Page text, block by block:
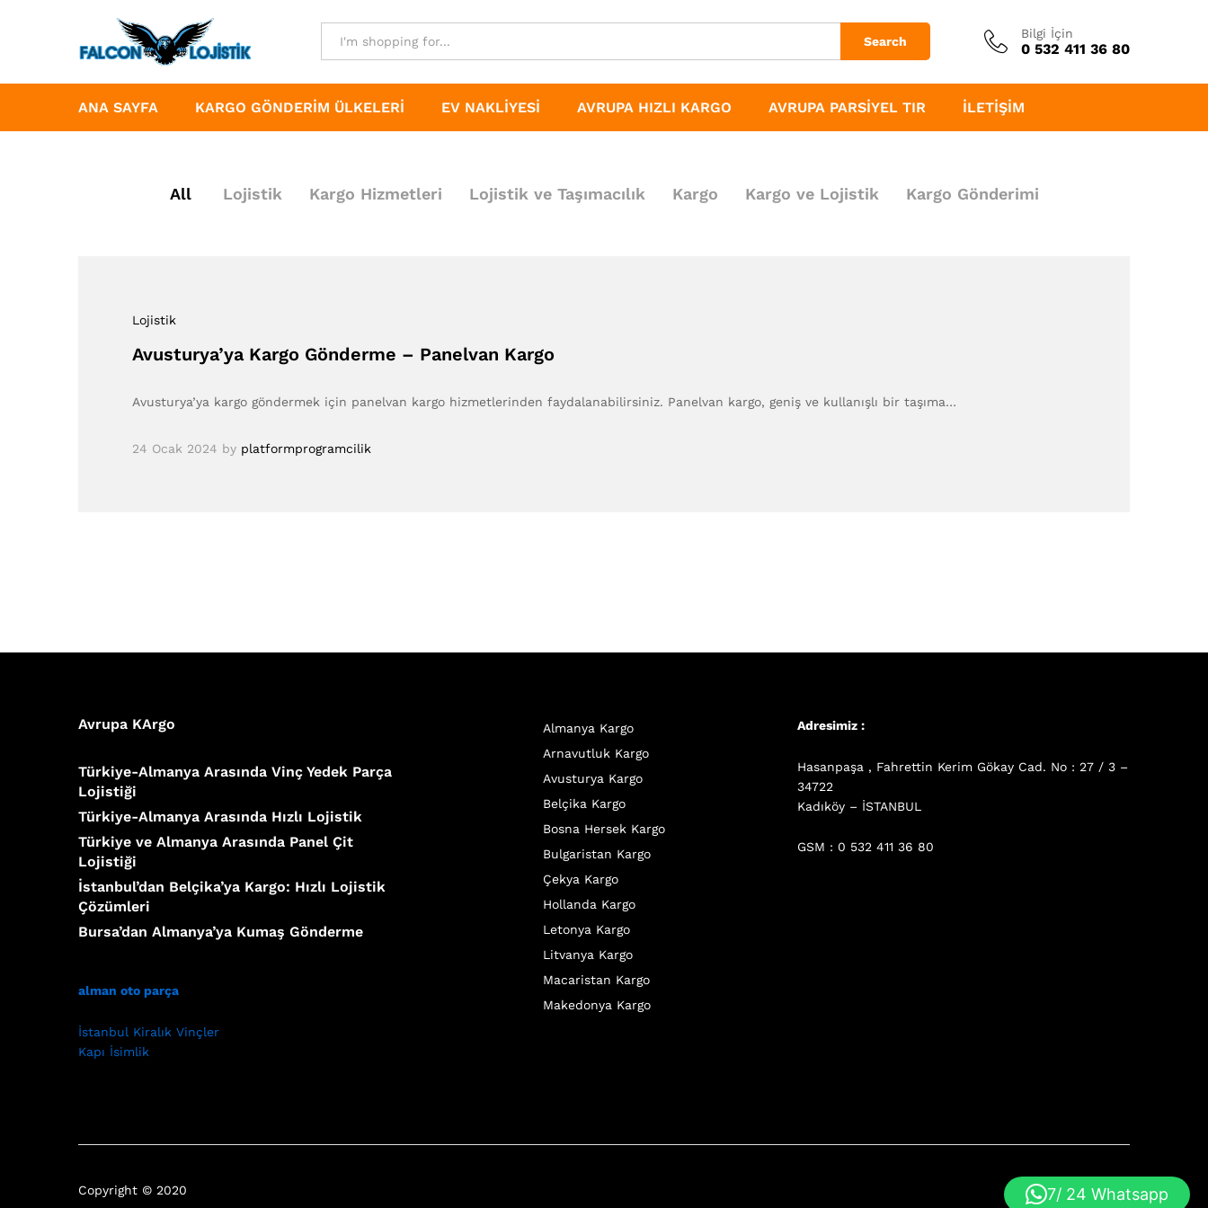
Search
Bilgi İçin
0 532 411 36 80
ANA SAYFA KARGO GÖNDERIM ÜLKELERI EV NAKLIYESI AVRUPA HIZLI KARGO AVRUPA PARSIYEL TIR İLETIŞIM
All Lojistik Kargo Hizmetleri Lojistik ve Taşımacılık Kargo Kargo ve Lojistik Kargo Gönderimi
Lojistik
Avusturya’ya Kargo Gönderme – Panelvan Kargo
Avusturya’ya kargo göndermek için panelvan kargo hizmetlerinden faydalanabilirsiniz. Panelvan kargo, geniş ve kullanışlı bir taşıma…
24 Ocak 2024 by platformprogramcilik
Avrupa KArgo
Türkiye-Almanya Arasında Vinç Yedek Parça
Lojistiği
Türkiye-Almanya Arasında Hızlı Lojistik
Türkiye ve Almanya Arasında Panel Çit
Lojistiği
İstanbul’dan Belçika’ya Kargo: Hızlı Lojistik
Çözümleri
Bursa’dan Almanya’ya Kumaş Gönderme
alman oto parça
İstanbul Kiralık Vinçler
Kapı İsimlik
Almanya Kargo
Arnavutluk Kargo
Avusturya Kargo
Belçika Kargo
Bosna Hersek Kargo
Bulgaristan Kargo
Çekya Kargo
Hollanda Kargo
Letonya Kargo
Litvanya Kargo
Macaristan Kargo
Makedonya Kargo
Adresimiz :
Hasanpaşa , Fahrettin Kerim Gökay Cad. No : 27 / 3 –
34722
Kadıköy – İSTANBUL
GSM : 0 532 411 36 80
Copyright © 2020 7/ 24 Whatsapp